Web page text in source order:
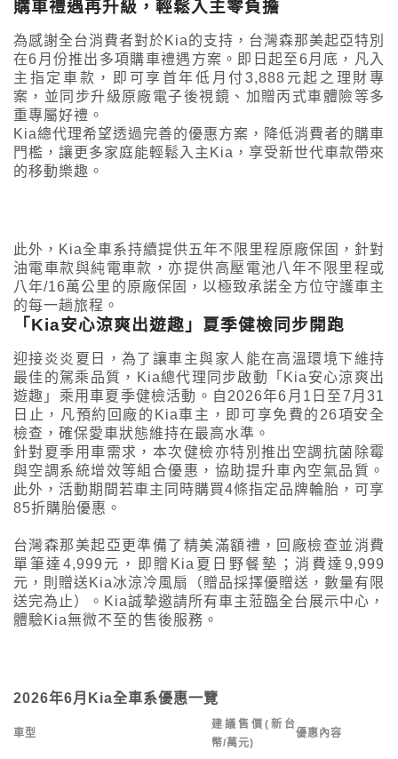
購車禮遇再升級，輕鬆入主零負擔
為感謝全台消費者對於Kia的支持，台灣森那美起亞特別
在6月份推出多項購車禮遇方案。即日起至6月底，凡入
主指定車款，即可享首年低月付3,888元起之理財專
案，並同步升級原廠電子後視鏡、加贈丙式車體險等多
重專屬好禮。
Kia總代理希望透過完善的優惠方案，降低消費者的購車
門檻，讓更多家庭能輕鬆入主Kia，享受新世代車款帶來
的移動樂趣。
此外，Kia全車系持續提供五年不限里程原廠保固，針對
油電車款與純電車款，亦提供高壓電池八年不限里程或
八年/16萬公里的原廠保固，以極致承諾全方位守護車主
的每一趟旅程。
「Kia安心涼爽出遊趣」夏季健檢同步開跑
迎接炎炎夏日，為了讓車主與家人能在高溫環境下維持
最佳的駕乘品質，Kia總代理同步啟動「Kia安心涼爽出
遊趣」乘用車夏季健檢活動。自2026年6月1日至7月31
日止，凡預約回廠的Kia車主，即可享免費的26項安全
檢查，確保愛車狀態維持在最高水準。
針對夏季用車需求，本次健檢亦特別推出空調抗菌除霉
與空調系統增效等組合優惠，協助提升車內空氣品質。
此外，活動期間若車主同時購買4條指定品牌輪胎，可享
85折購胎優惠。
台灣森那美起亞更準備了精美滿額禮，回廠檢查並消費
單筆達4,999元，即贈Kia夏日野餐墊；消費達9,999
元，則贈送Kia冰涼冷風扇（贈品採擇優贈送，數量有限
送完為止）。Kia誠摯邀請所有車主蒞臨全台展示中心，
體驗Kia無微不至的售後服務。
2026年6月 Kia全車系優惠一覽
車型
建議售價(新台
幣/萬元)
優惠內容